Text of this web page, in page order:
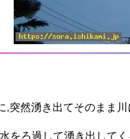
突然湧き出てそのまま
をろ過して湧き出して